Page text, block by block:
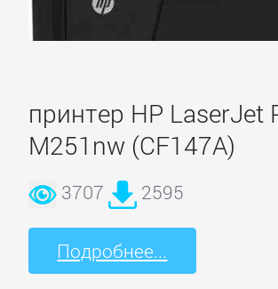
принтер HP LaserJet
M251nw (CF147A)
3707 2595
Подробнее...